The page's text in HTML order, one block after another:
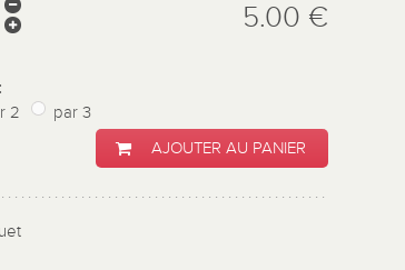
5.00 €
2
par 3
AJOUTER AU PANIER